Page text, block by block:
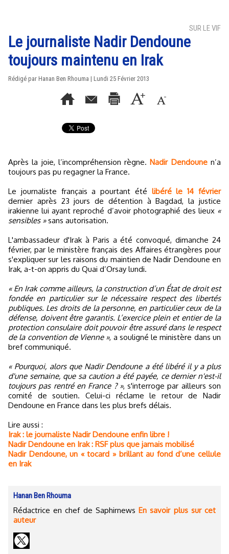
SUR LE VIF
Le journaliste Nadir Dendoune
toujours maintenu en Irak
Rédigé par Hanan Ben Rhouma | Lundi 25 Février 2013
Après la joie, l’incompréhension règne.Nadir Dendounen’a
toujours pas pu regagner la France.
Le journaliste français a pourtant été libéré le 14 février
dernier après 23 jours de détention à Bagdad, la justice
irakienne lui ayant reproché d’avoir photographié des lieux «
sensibles »sans autorisation.
L'ambassadeur d'Irak à Paris a été convoqué, dimanche 24
février, par le ministère français des Affaires étrangères pour
s'expliquer sur les raisons du maintien de Nadir Dendoune en
Irak, a-t-on appris du Quai d’Orsay lundi.
« En Irak comme ailleurs, la construction d’un État de droit est
fondée en particulier sur le nécessaire respect des libertés
publiques. Les droits de la personne, en particulier ceux de la
défense, doivent être garantis. L’exercice plein et entier de la
protection consulaire doit pouvoir être assuré dans le respect
de la convention de Vienne », a souligné le ministère dans un
bref communiqué.
« Pourquoi, alors que Nadir Dendoune a été libéré il y a plus
d'une semaine, que sa caution a été payée, ce dernier n'est-il
toujours pas rentré en France ? », s'interroge par ailleurs son
comité de soutien. Celui-ci réclame le retour de Nadir
Dendoune en France dans les plus brefs délais.
Lire aussi :
Irak : le journaliste Nadir Dendoune enfin libre !
Nadir Dendoune en Irak : RSF plus que jamais mobilisé
Nadir Dendoune, un « tocard » brillant au fond d’une cellule
en Irak
Hanan Ben Rhouma
Rédactrice en chef de SaphirnewsEn savoir plus sur cet
auteur